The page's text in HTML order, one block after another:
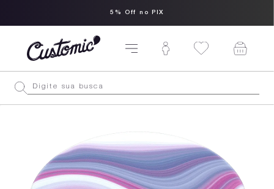
5% Off no PIX